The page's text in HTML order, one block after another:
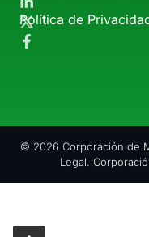
Política de
© 2026 Corporación de
Legal.